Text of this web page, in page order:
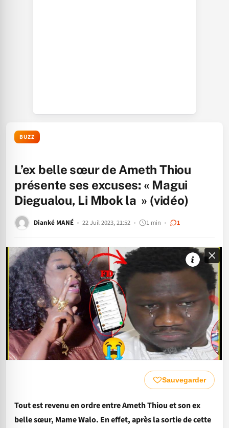
BUZZ
L’ex belle sœur de Ameth Thiou
présente ses excuses: « Magui
Diegualou, Li Mbok la » (vidéo)
Dianké MANÉ 22 Juil 2023, 21:52 1 min 1
Sauvegarder
Tout est revenu en ordre entre Ameth Thiou et son ex
belle sœur, Mame Walo. En effet, après la sortie de cette